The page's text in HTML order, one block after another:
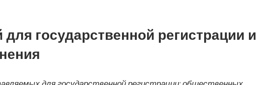
государственной регистрации и